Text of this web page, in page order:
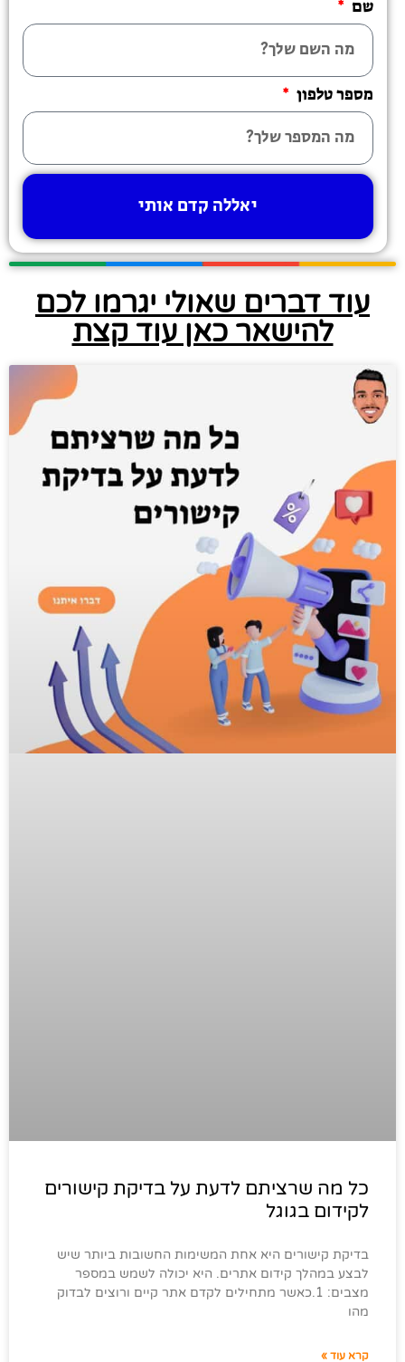
שם
מספר טלפון
יאללה קדם אותי
עוד דברים שאולי יגרמו לכם
להישאר כאן עוד קצת
כל מה שרציתם לדעת על בדיקת קישורים
לקידום בגוגל
בדיקת קישורים היא אחת המשימות החשובות ביותר שיש
לבצע במהלך קידום אתרים. היא יכולה לשמש במספר
מצבים: 1.כאשר מתחילים לקדם אתר קיים ורוצים לבדוק
מהו
קרא עוד »